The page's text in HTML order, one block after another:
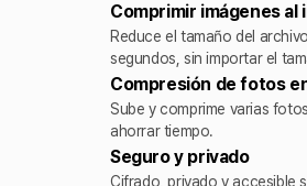
Comprimir imágenes al
Reduce el tamaño del
segundos, sin importar el
Compresión de fotos
Sube y comprime varias
ahorrar tiempo.
Seguro y privado
Cifrado, privado y accesible